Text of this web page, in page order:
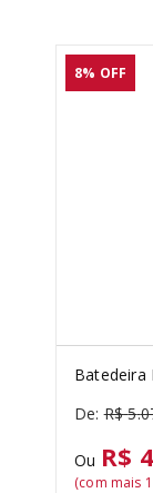
8% OFF
Batedeira
R$ 5.
Ou R$
(com mais